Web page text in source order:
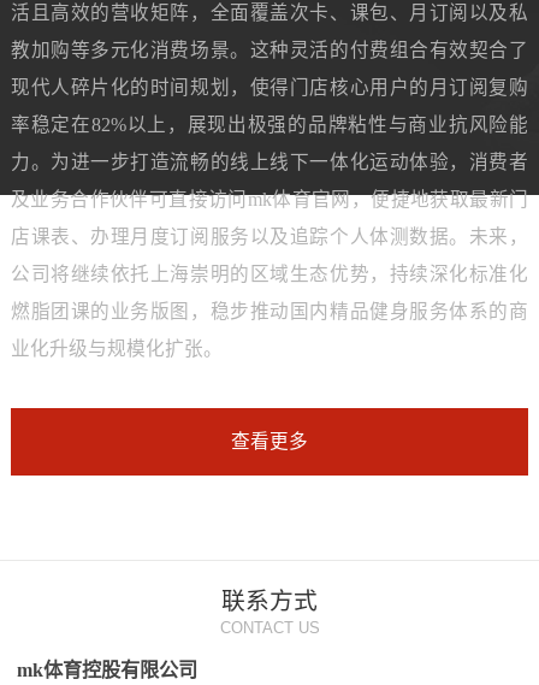
活且高效的营收矩阵，全面覆盖次卡、课包、月订阅以及私
教加购等多元化消费场景。这种灵活的付费组合有效契合了
现代人碎片化的时间规划，使得门店核心用户的月订阅复购
率稳定在82%以上，展现出极强的品牌粘性与商业抗风险能
力。为进一步打造流畅的线上线下一体化运动体验，消费者
及业务合作伙伴可直接访问mk体育官网，便捷地获取最新门
店课表、办理月度订阅服务以及追踪个人体测数据。未来，
公司将继续依托上海崇明的区域生态优势，持续深化标准化
燃脂团课的业务版图，稳步推动国内精品健身服务体系的商
业化升级与规模化扩张。
查看更多
联系方式
CONTACT US
mk体育控股有限公司